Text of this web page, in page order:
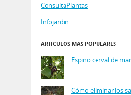
ConsultaPlantas
Infojardin
ARTÍCULOS MÁS POPULARES
Espino cerval de mar
Cómo eliminar los